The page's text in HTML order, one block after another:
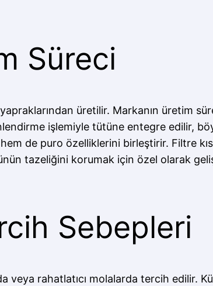
Süreci
üretilir. Markanın üretim
işlemiyle tütüne entegre edilir,
de puro özelliklerini birleştirir. Filtre
tazeliğini korumak için özel olarak
Sebepleri
veya rahatlatıcı molalarda tercih edilir.